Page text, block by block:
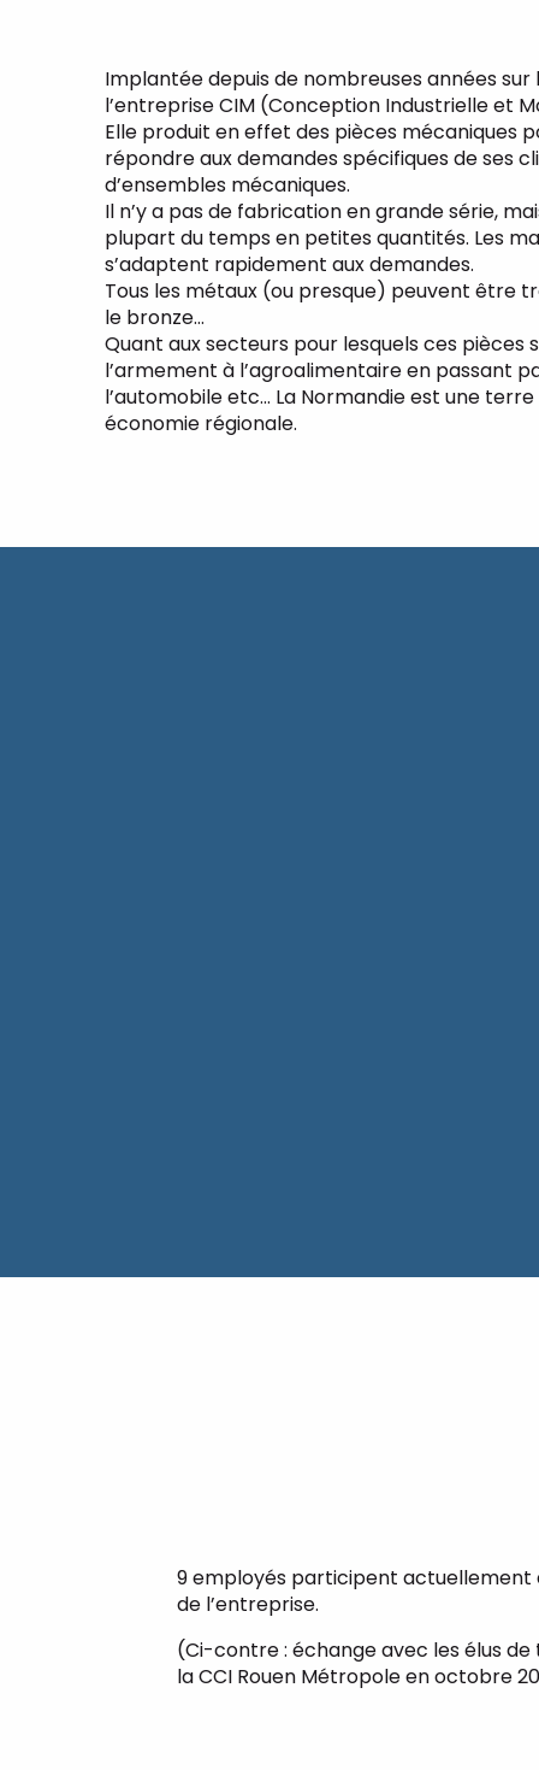
Implantée depuis de nombreuses années
l’entreprise CIM (Conception Industrielle et
Elle produit en effet des pièces mécaniques
répondre aux demandes spécifiques de ses
d’ensembles mécaniques.
Il n’y a pas de fabrication en grande série,
plupart du temps en petites quantités. Les
s’adaptent rapidement aux demandes.
Tous les métaux (ou presque) peuvent être
le bronze…
Quant aux secteurs pour lesquels ces
l’armement à l’agroalimentaire en passant
l’automobile etc… La Normandie est une
économie régionale.
9 employés participent actuellement
de l’entreprise.
(Ci-contre : échange avec les élus
la CCI Rouen Métropole en octobre